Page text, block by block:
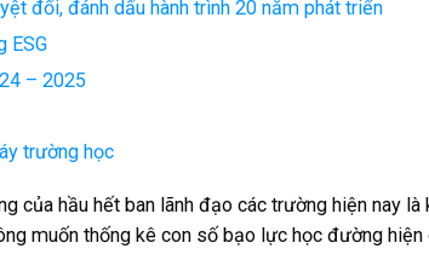
đối, đánh dấu hành trình 20 năm phát triển
ESG
– 2025
trường học
hầu hết ban lãnh đạo các trường hiện nay là
muốn thống kê con số bạo lực học đường